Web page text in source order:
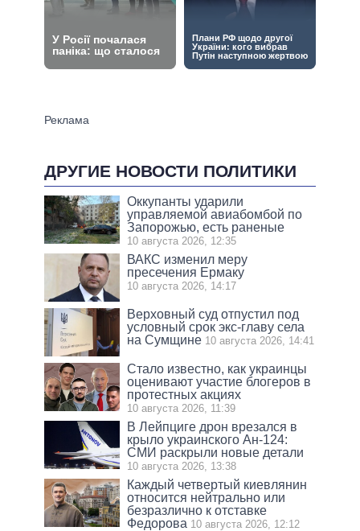
ДРУГИЕ НОВОСТИ ПОЛИТИКИ
Оккупанты ударили
управляемой авиабомбой по
Запорожью, есть раненые
10 августа 2026, 12:35
ВАКС изменил меру
пресечения Ермаку
10 августа 2026, 14:17
Верховный суд отпустил под
условный срок экс-главу села
на Сумщине 10 августа 2026, 14:41
Стало известно, как украинцы
оценивают участие блогеров в
протестных акциях
10 августа 2026, 11:39
В Лейпциге дрон врезался в
крыло украинского Ан-124:
СМИ раскрыли новые детали
10 августа 2026, 13:38
Каждый четвертый киевлянин
относится нейтрально или
безразлично к отставке
Федорова 10 августа 2026, 12:12